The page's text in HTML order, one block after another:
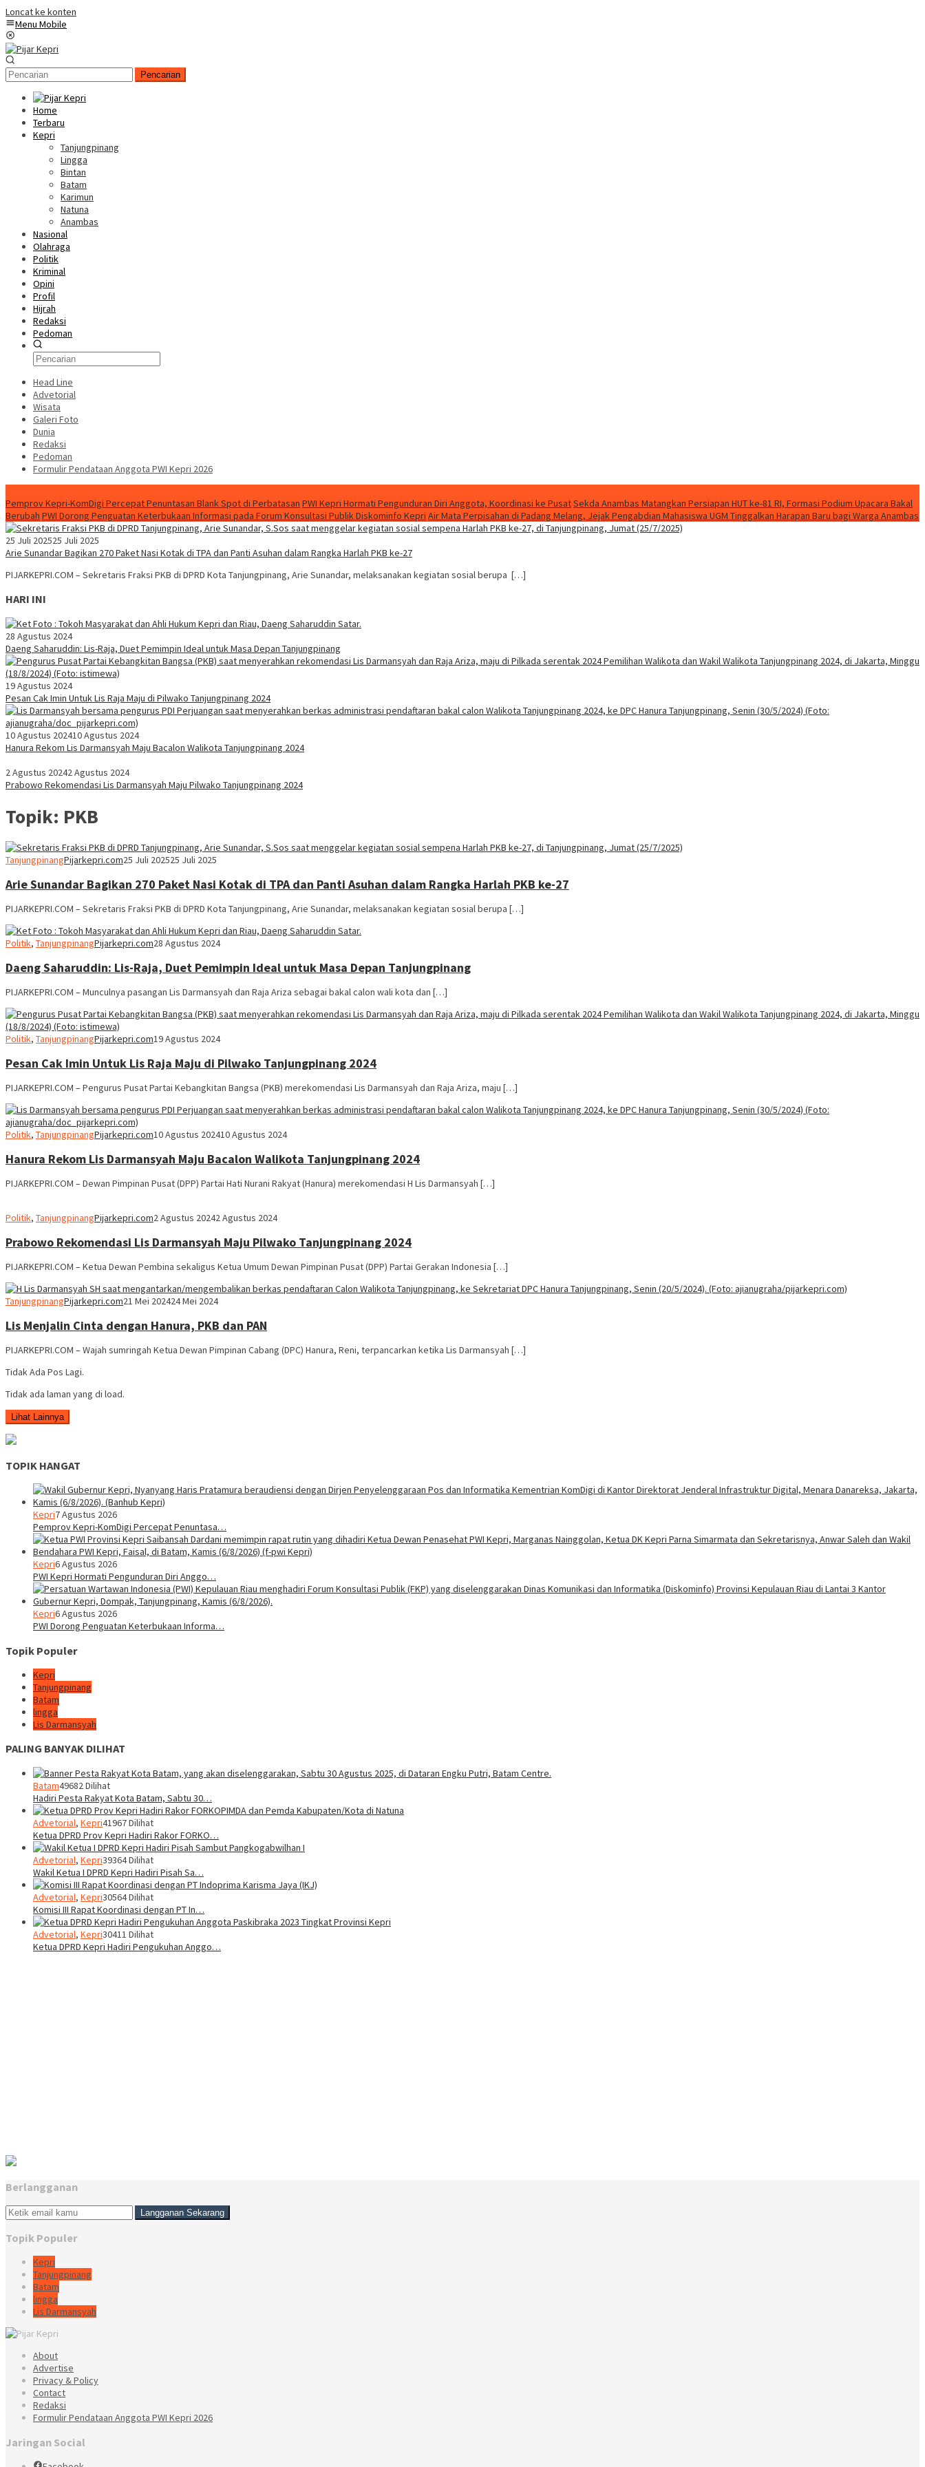
Loncat ke konten
Menu Mobile
Pencarian
Home
Terbaru
Kepri
Tanjungpinang
Lingga
Bintan
Batam
Karimun
Natuna
Anambas
Nasional
Olahraga
Politik
Kriminal
Opini
Profil
Hijrah
Redaksi
Pedoman
Head Line
Advetorial
Wisata
Galeri Foto
Dunia
Redaksi
Pedoman
Formulir Pendataan Anggota PWI Kepri 2026
Pemprov Kepri-KomDigi Percepat Penuntasan Blank Spot di Perbatasan PWI Kepri Hormati Pengunduran Diri Anggota, Koordinasi ke PusatSekda Anambas Matangkan Persiapan HUT ke-81 RI, Formasi Podium Upacara Bakal
Berubah PWI Dorong Penguatan Keterbukaan Informasi pada Forum Konsultasi Publik Diskominfo Kepri Air Mata Perpisahan di Padang Melang, Jejak Pengabdian Mahasiswa UGM Tinggalkan Harapan Baru bagi Warga Anambas
25 Juli 202525 Juli 2025
Arie Sunandar Bagikan 270 Paket Nasi Kotak di TPA dan Panti Asuhan dalam Rangka Harlah PKB ke-27
PIJARKEPRI.COM – Sekretaris Fraksi PKB di DPRD Kota Tanjungpinang, Arie Sunandar, melaksanakan kegiatan sosial berupa […]
HARI INI
28 Agustus 2024
Daeng Saharuddin: Lis-Raja, Duet Pemimpin Ideal untuk Masa Depan Tanjungpinang
19 Agustus 2024
Pesan Cak Imin Untuk Lis Raja Maju di Pilwako Tanjungpinang 2024
10 Agustus 202410 Agustus 2024
Hanura Rekom Lis Darmansyah Maju Bacalon Walikota Tanjungpinang 2024
2 Agustus 20242 Agustus 2024
Prabowo Rekomendasi Lis Darmansyah Maju Pilwako Tanjungpinang 2024
Topik: PKB
TanjungpinangPijarkepri.com25 Juli 202525 Juli 2025
Arie Sunandar Bagikan 270 Paket Nasi Kotak di TPA dan Panti Asuhan dalam Rangka Harlah PKB ke-27
PIJARKEPRI.COM – Sekretaris Fraksi PKB di DPRD Kota Tanjungpinang, Arie Sunandar, melaksanakan kegiatan sosial berupa […]
Politik, TanjungpinangPijarkepri.com28 Agustus 2024
Daeng Saharuddin: Lis-Raja, Duet Pemimpin Ideal untuk Masa Depan Tanjungpinang
PIJARKEPRI.COM – Munculnya pasangan Lis Darmansyah dan Raja Ariza sebagai bakal calon wali kota dan […]
Politik, TanjungpinangPijarkepri.com19 Agustus 2024
Pesan Cak Imin Untuk Lis Raja Maju di Pilwako Tanjungpinang 2024
PIJARKEPRI.COM – Pengurus Pusat Partai Kebangkitan Bangsa (PKB) merekomendasi Lis Darmansyah dan Raja Ariza, maju […]
Politik, TanjungpinangPijarkepri.com10 Agustus 202410 Agustus 2024
Hanura Rekom Lis Darmansyah Maju Bacalon Walikota Tanjungpinang 2024
PIJARKEPRI.COM – Dewan Pimpinan Pusat (DPP) Partai Hati Nurani Rakyat (Hanura) merekomendasi H Lis Darmansyah […]
Politik, TanjungpinangPijarkepri.com2 Agustus 20242 Agustus 2024
Prabowo Rekomendasi Lis Darmansyah Maju Pilwako Tanjungpinang 2024
PIJARKEPRI.COM – Ketua Dewan Pembina sekaligus Ketua Umum Dewan Pimpinan Pusat (DPP) Partai Gerakan Indonesia […]
TanjungpinangPijarkepri.com21 Mei 202424 Mei 2024
Lis Menjalin Cinta dengan Hanura, PKB dan PAN
PIJARKEPRI.COM – Wajah sumringah Ketua Dewan Pimpinan Cabang (DPC) Hanura, Reni, terpancarkan ketika Lis Darmansyah […]
Tidak Ada Pos Lagi.
Tidak ada laman yang di load.
Lihat Lainnya
TOPIK HANGAT
Kepri7 Agustus 2026
Pemprov Kepri-KomDigi Percepat Penuntasa…
Kepri6 Agustus 2026
PWI Kepri Hormati Pengunduran Diri Anggo…
Kepri6 Agustus 2026
PWI Dorong Penguatan Keterbukaan Informa…
Topik Populer
Kepri
Tanjungpinang
Batam
lingga
Lis Darmansyah
PALING BANYAK DILIHAT
Batam49682 Dilihat
Hadiri Pesta Rakyat Kota Batam, Sabtu 30…
Advetorial, Kepri41967 Dilihat
Ketua DPRD Prov Kepri Hadiri Rakor FORKO…
Advetorial, Kepri39364 Dilihat
Wakil Ketua I DPRD Kepri Hadiri Pisah Sa…
Advetorial, Kepri30564 Dilihat
Komisi III Rapat Koordinasi dengan PT In…
Advetorial, Kepri30411 Dilihat
Ketua DPRD Kepri Hadiri Pengukuhan Anggo…
Berlangganan
Topik Populer
Kepri
Tanjungpinang
Batam
lingga
Lis Darmansyah
About
Advertise
Privacy & Policy
Contact
Redaksi
Formulir Pendataan Anggota PWI Kepri 2026
Jaringan Social